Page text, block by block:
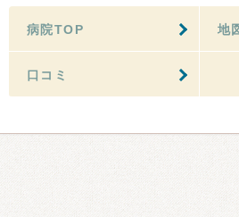
病院TOP 地
口コミ